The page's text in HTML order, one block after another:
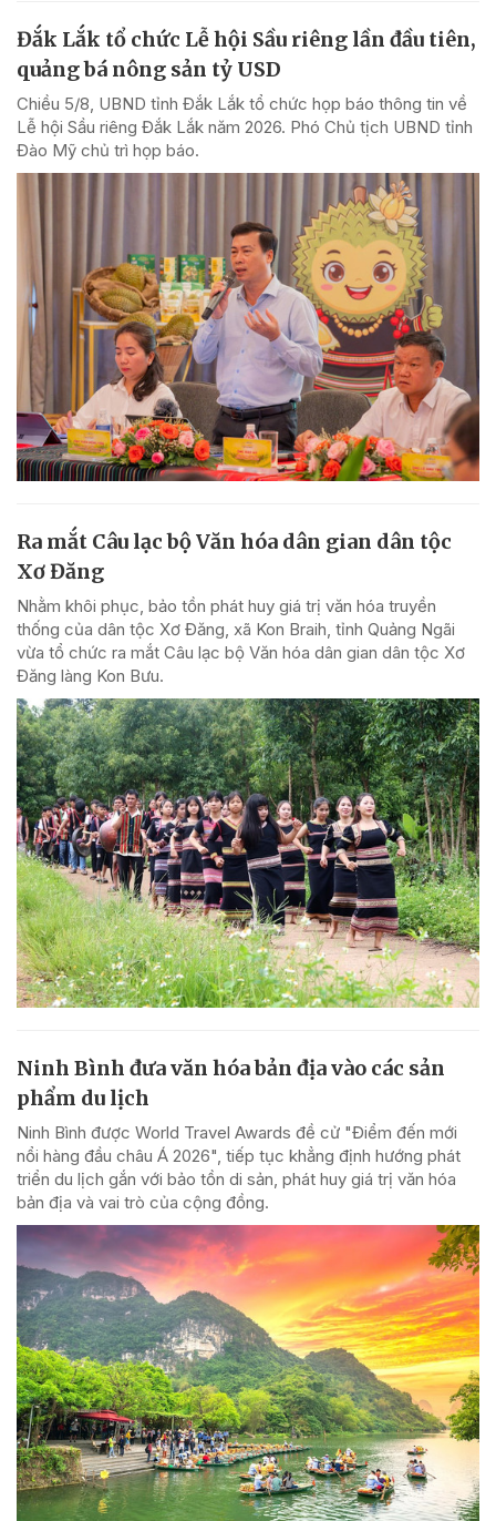
Đắk Lắk tổ chức Lễ hội Sầu riêng lần đầu tiên,
quảng bá nông sản tỷ USD
Chiều 5/8, UBND tỉnh Đắk Lắk tổ chức họp báo thông tin về
Lễ hội Sầu riêng Đắk Lắk năm 2026. Phó Chủ tịch UBND tỉnh
Đào Mỹ chủ trì họp báo.
Ra mắt Câu lạc bộ Văn hóa dân gian dân tộc
Xơ Đăng
Nhằm khôi phục, bảo tồn phát huy giá trị văn hóa truyền
thống của dân tộc Xơ Đăng, xã Kon Braih, tỉnh Quảng Ngãi
vừa tổ chức ra mắt Câu lạc bộ Văn hóa dân gian dân tộc Xơ
Đăng làng Kon Bưu.
Ninh Bình đưa văn hóa bản địa vào các sản
phẩm du lịch
Ninh Bình được World Travel Awards đề cử "Điểm đến mới
nổi hàng đầu châu Á 2026", tiếp tục khẳng định hướng phát
triển du lịch gắn với bảo tồn di sản, phát huy giá trị văn hóa
bản địa và vai trò của cộng đồng.